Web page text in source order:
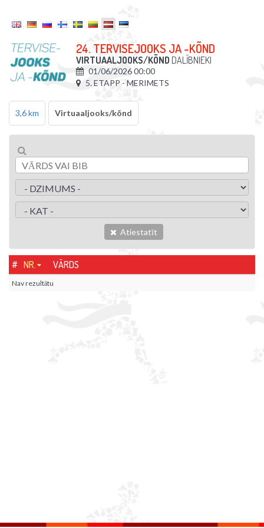
24. TERVISEJOOKS JA -KÕND
VIRTUAALJOOKS/KÕND DALĪBNIEKI
01/06/2026 00:00
5. ETAPP - MERIMETS
3,6 km Virtuaaljooks/kõnd
Atiestatīt
# NR. VĀRDS
Nav rezultātu